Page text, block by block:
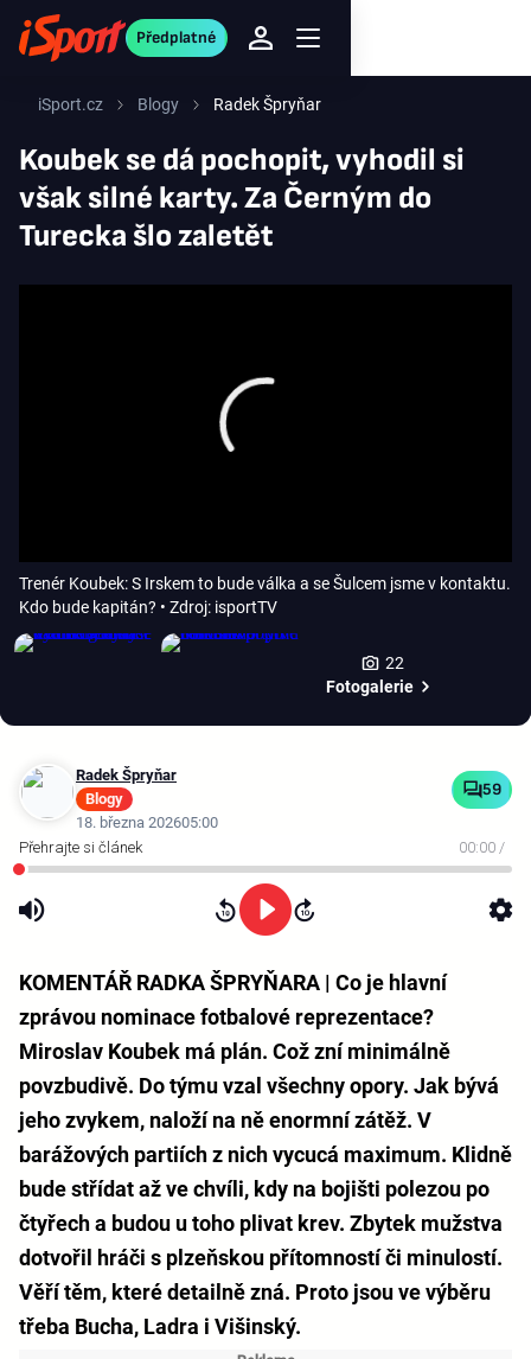
Předplatné
iSport.cz Blogy Radek Špryňar
Koubek se dá pochopit, vyhodil si
však silné karty. Za Černým do
Turecka šlo zaletět
Trenér Koubek: S Irskem to bude válka a se Šulcem jsme v kontaktu.
Kdo bude kapitán? • Zdroj: isportTV
22
Fotogalerie
Radek Špryňar
Blogy
18. března 202605:00
59
00:00 /
KOMENTÁŘ RADKA ŠPRYŇARA | Co je hlavní
zprávou nominace fotbalové reprezentace?
Miroslav Koubek má plán. Což zní minimálně
povzbudivě. Do týmu vzal všechny opory. Jak bývá
jeho zvykem, naloží na ně enormní zátěž. V
barážových partiích z nich vycucá maximum. Klidně
bude střídat až ve chvíli, kdy na bojišti polezou po
čtyřech a budou u toho plivat krev. Zbytek mužstva
dotvořil hráči s plzeňskou přítomností či minulostí.
Věří těm, které detailně zná. Proto jsou ve výběru
třeba Bucha, Ladra i Višinský.